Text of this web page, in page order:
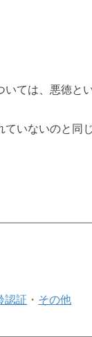
いては、悪徳と
いないのと同じ
認証 ・ その他